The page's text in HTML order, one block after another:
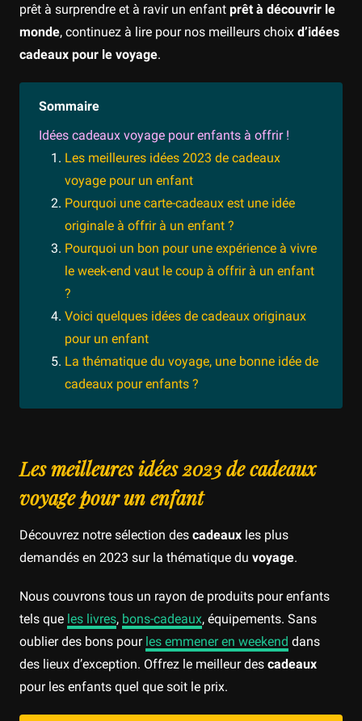
prêt à surprendre et à ravir un enfant prêt à découvrir le
monde, continuez à lire pour nos meilleurs choix d’idées
cadeaux pour le voyage.
Sommaire
Idées cadeaux voyage pour enfants à offrir !
Les meilleures idées 2023 de cadeaux
voyage pour un enfant
Pourquoi une carte-cadeaux est une idée
originale à offrir à un enfant ?
Pourquoi un bon pour une expérience à vivre
le week-end vaut le coup à offrir à un enfant
?
Voici quelques idées de cadeaux originaux
pour un enfant
La thématique du voyage, une bonne idée de
cadeaux pour enfants ?
Les meilleures idées 2023 de cadeaux
voyage pour un enfant
Découvrez notre sélection des cadeaux les plus
demandés en 2023 sur la thématique du voyage.
Nous couvrons tous un rayon de produits pour enfants
tels que les livres, bons-cadeaux, équipements. Sans
oublier des bons pour les emmener en weekend dans
des lieux d’exception. Offrez le meilleur des cadeaux
pour les enfants quel que soit le prix.